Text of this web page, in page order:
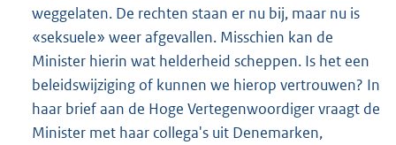
weggelaten. De rechten staan er nu bij, maar nu is
«seksuele» weer afgevallen. Misschien kan de
Minister hierin wat helderheid scheppen. Is het een
beleidswijziging of kunnen we hierop vertrouwen? In
haar brief aan de Hoge Vertegenwoordiger vraagt de
Minister met haar collega's uit Denemarken,